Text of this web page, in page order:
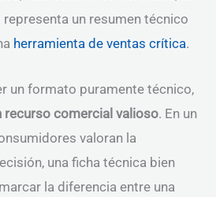
un resumen técnico
herramienta de ventas crítica.
un formato puramente técnico,
recurso comercial valioso. En un
valoran la
una ficha técnica bien
la diferencia entre una